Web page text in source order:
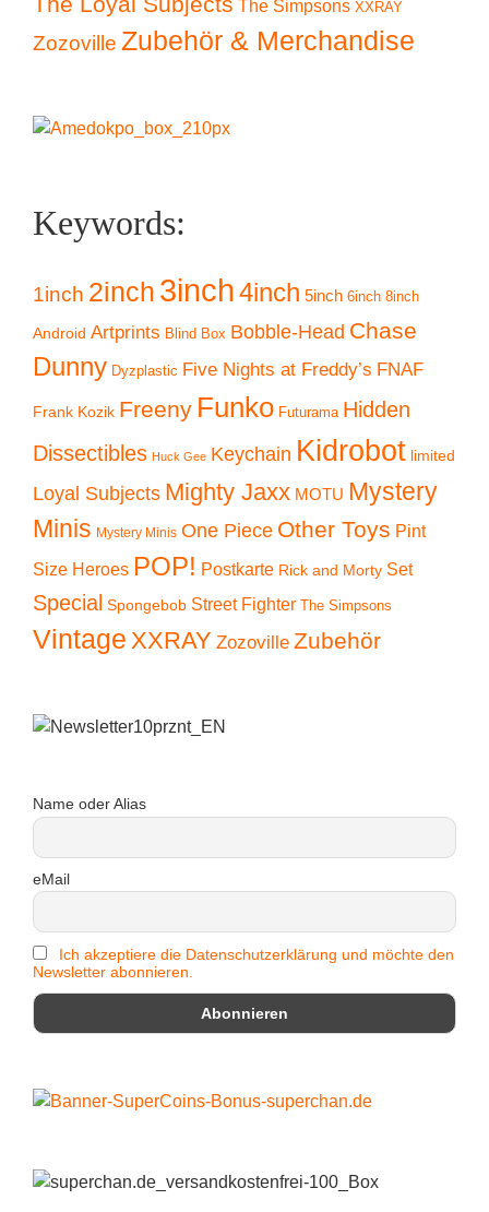
The Simpsons XXRAY
Zozoville Zubehör & Merchandise
Keywords:
1inch 2inch 3inch4inch 5inch 6inch 8inch
Android Artprints Blind Box Bobble-Head Chase
Dunny Dyzplastic Five Nights at Freddy’s FNAF
Frank Kozik Freeny Funko Futurama Hidden
Dissectibles Huck Gee Keychain Kidrobot limited
Loyal Subjects Mighty Jaxx MOTU Mystery
Minis Mystery Minis One Piece Other Toys Pint
Size Heroes POP! Postkarte Rick and Morty Set
Special Spongebob Street Fighter The Simpsons
Vintage XXRAY Zozoville Zubehör
Name oder Alias
eMail
Ich akzeptiere die Datenschutzerklärung und möchte den
Newsletter abonnieren.